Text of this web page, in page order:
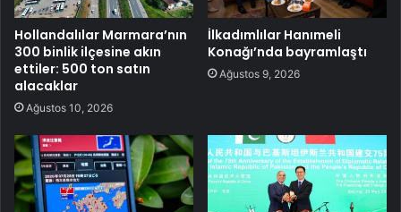
Hollandalılar Marmara’nın
300 binlik ilçesine akın
ettiler: 500 ton satın
alacaklar
Ağustos 10, 2026
İlkadımlılar Hanımeli
Konağı’nda bayramlaştı
Ağustos 9, 2026